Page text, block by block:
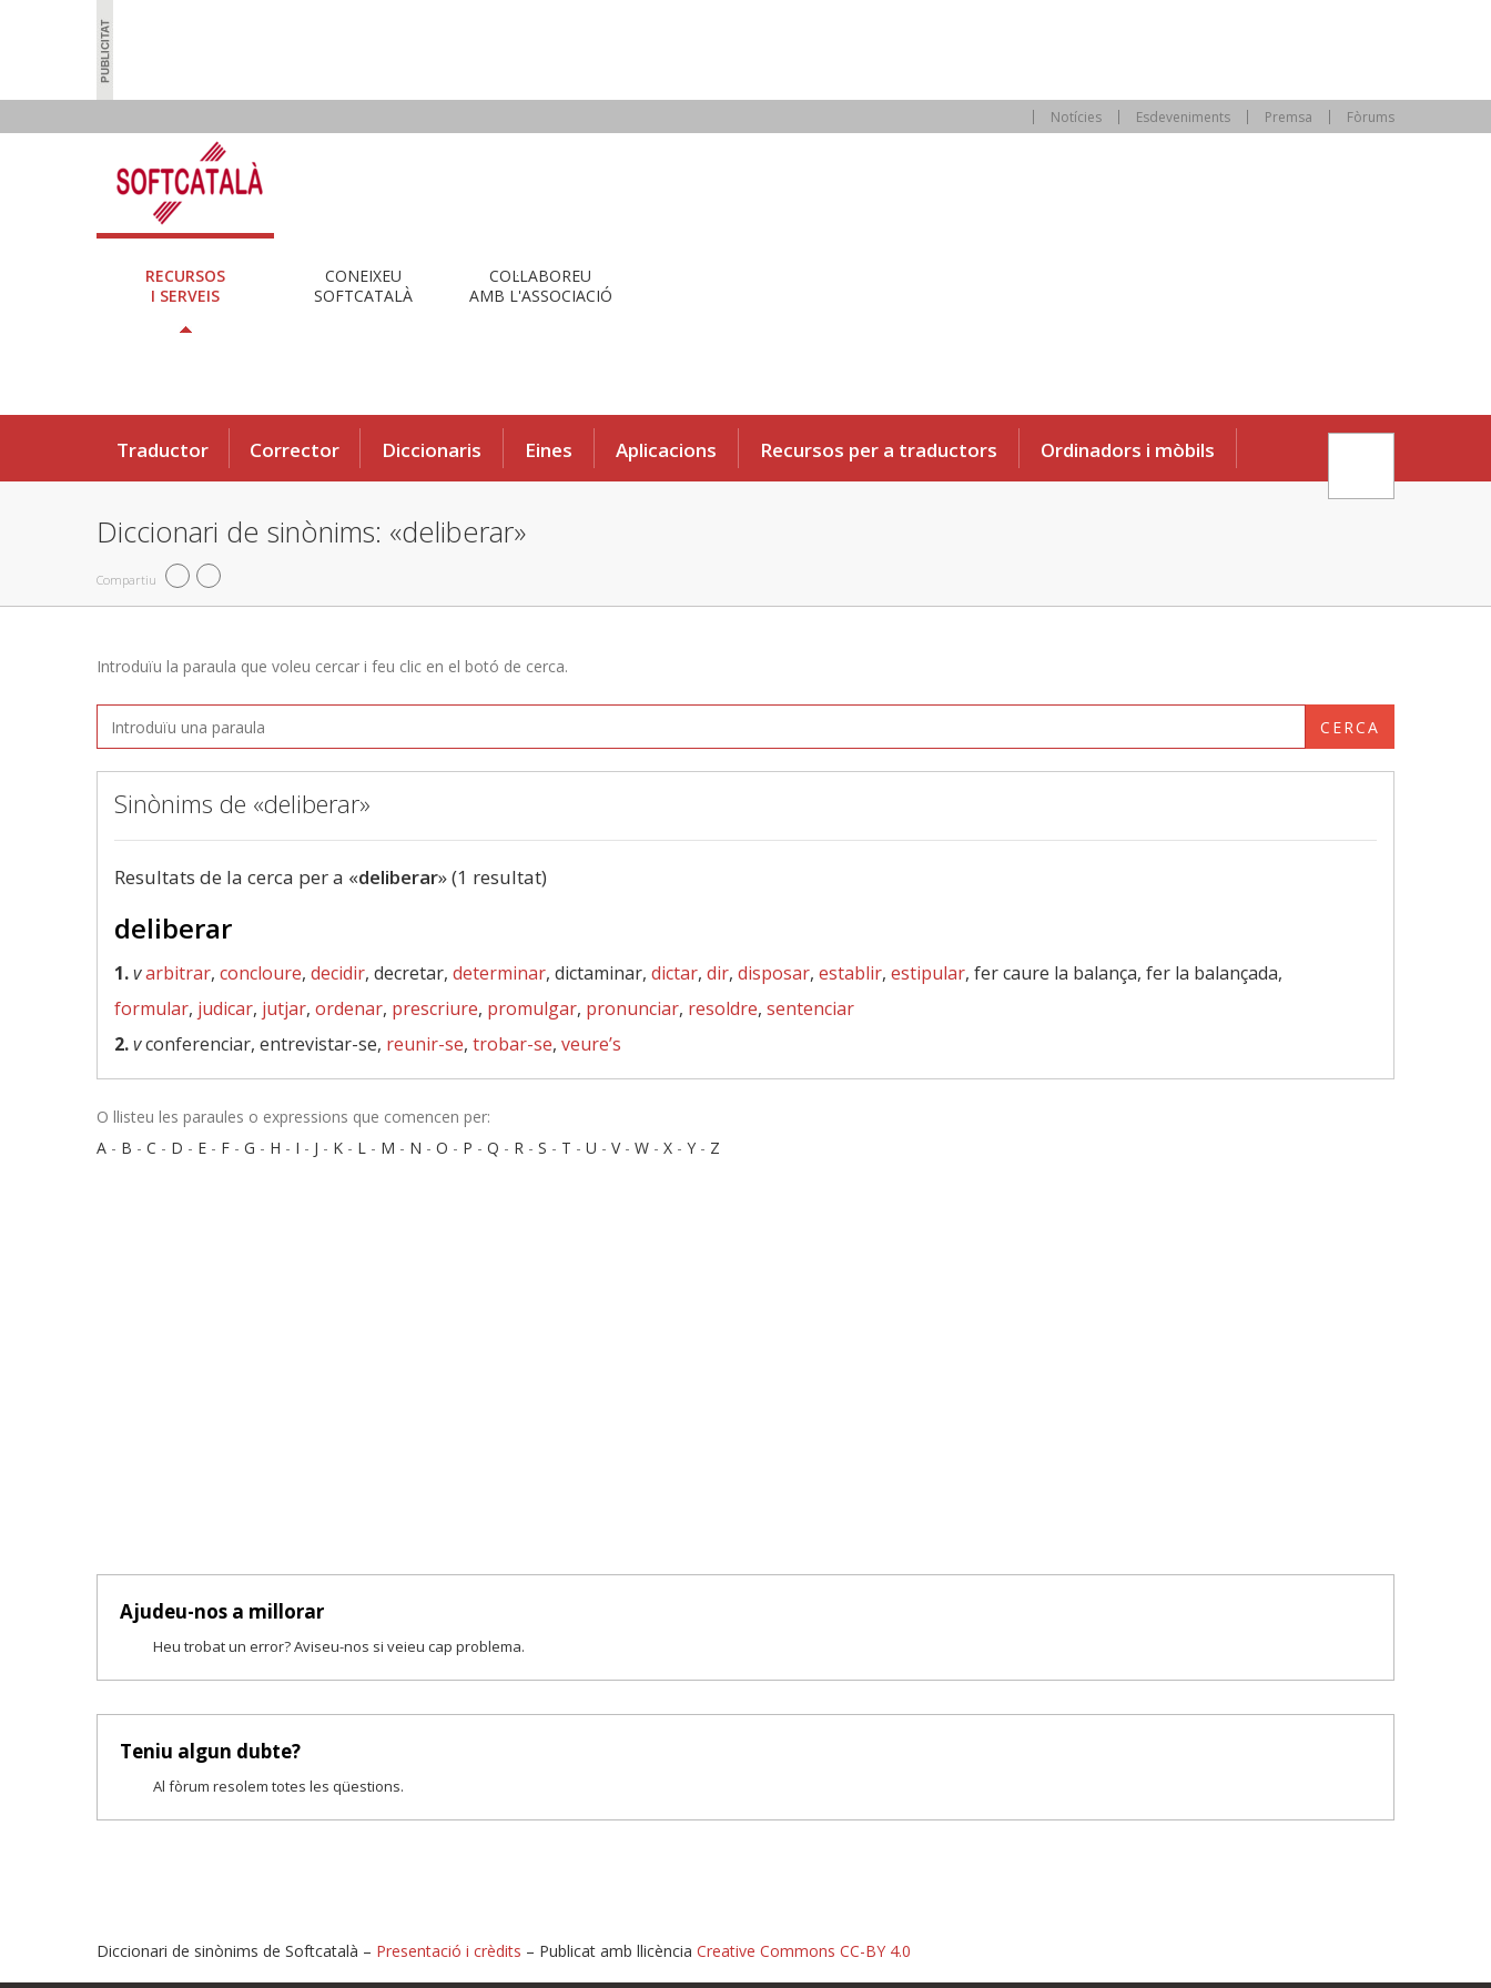
Notícies Esdeveniments Premsa Fòrums
RECURSOS
I SERVEIS
CONEIXEU
SOFTCATALÀ
COL·LABOREU
AMB L'ASSOCIACIÓ
Traductor Corrector Diccionaris Eines Aplicacions Recursos per a traductors Ordinadors i mòbils
Diccionari de sinònims: «deliberar»
Compartiu
Introduïu la paraula que voleu cercar i feu clic en el botó de cerca.
CERCA
Sinònims de «deliberar»
Resultats de la cerca per a «deliberar» (1 resultat)
deliberar
1.varbitrar, concloure, decidir, decretar, determinar, dictaminar, dictar, dir, disposar, establir, estipular, fer caure la balança, fer la balançada,
formular, judicar, jutjar, ordenar, prescriure, promulgar, pronunciar, resoldre, sentenciar
2.vconferenciar, entrevistar-se, reunir-se, trobar-se, veure’s
O llisteu les paraules o expressions que comencen per:
A - B - C - D - E - F - G - H - I - J - K - L - M - N - O - P - Q - R - S - T - U - V- W - X - Y - Z
Ajudeu-nos a millorar
Heu trobat un error? Aviseu-nos si veieu cap problema.
Teniu algun dubte?
Al fòrum resolem totes les qüestions.
Diccionari de sinònims de Softcatalà – Presentació i crèdits – Publicat amb llicència Creative Commons CC-BY 4.0